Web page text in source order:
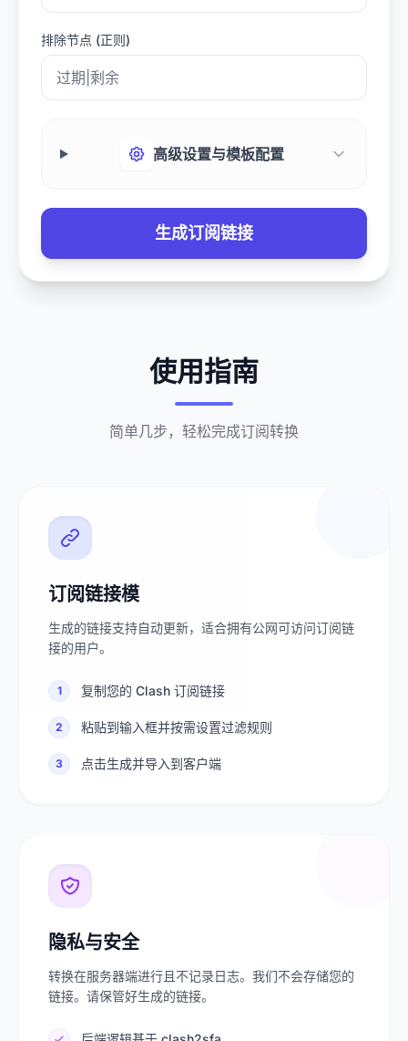
排除节点 (正则)
高级设置与模板配置
生成订阅链接
使用指南
简单几步，轻松完成订阅转换
订阅链接模
生成的链接支持自动更新，适合拥有公网可访问订阅链
接的用户。
1 复制您的 Clash 订阅链接
2 粘贴到输入框并按需设置过滤规则
3 点击生成并导入到客户端
隐私与安全
转换在服务器端进行且不记录日志。我们不会存储您的
链接。请保管好生成的链接。